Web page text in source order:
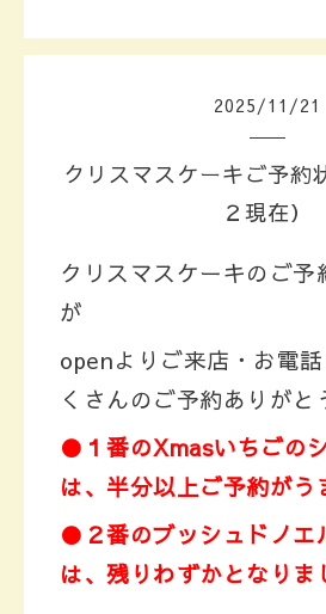
2025/11 /21
クリスマスケーキご予約
２現在）
クリスマスケーキのご予
が
openよりご来店・お電
くさんのご予約ありがと
●１番のXmasいちごの
は、半分以上ご予約がう
●２番のブッシュドノエ
は、残りわずかとなりま